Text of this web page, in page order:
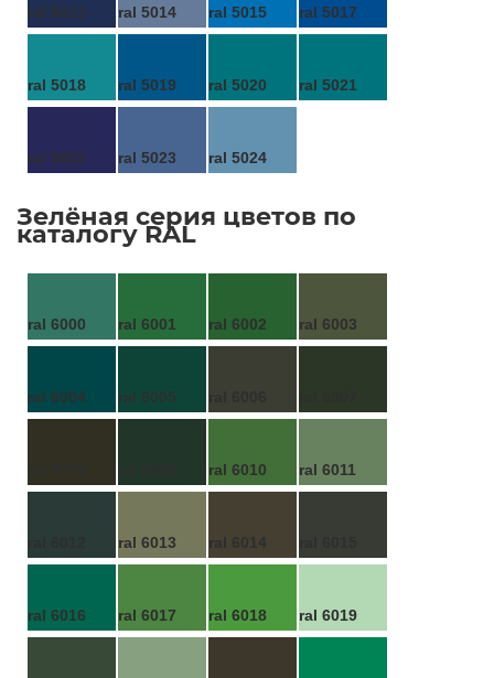
ral 5013 ral 5014 ral 5015 ral 5017
ral 5018 ral 5019 ral 5020 ral 5021
ral 5022 ral 5023 ral 5024
Зелёная серия цветов по
каталогу RAL
ral 6000 ral 6001 ral 6002 ral 6003
ral 6004 ral 6005
ral 6010 ral 6011
ral 6013
ral 6016 ral 6017 ral 6018 ral 6019